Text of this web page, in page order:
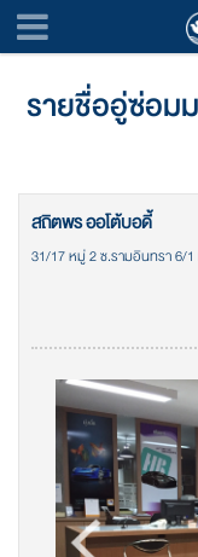
รายชื่ออู่ซ่อม
สถิตพร ออโต้บอดี้
31/17 หมู่ 2 ซ.รามอินทรา 6/1